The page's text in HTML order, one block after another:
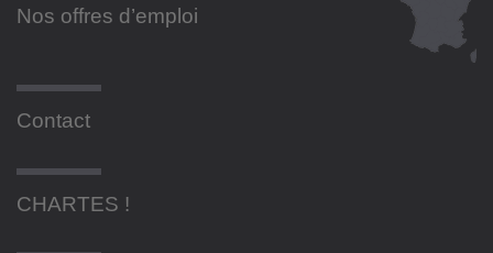
Nos offres d’emploi
Contact
CHARTES !